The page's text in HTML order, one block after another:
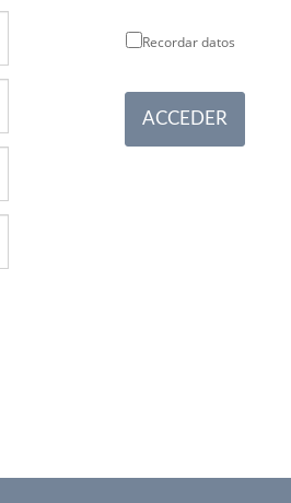
Recordar datos